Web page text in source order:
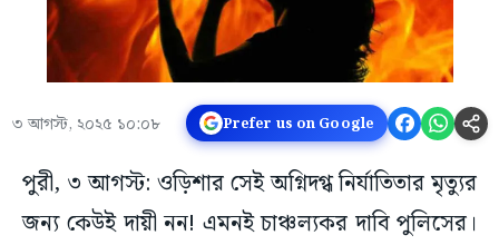
৩ আগস্ট, ২০২৫ ১০:০৮ Prefer us on Google
পুরী, ৩ আগস্ট: ওড়িশার সেই অগ্নিদগ্ধ নির্যাতিতার মৃত্যুর
জন্য কেউই দায়ী নন! এমনই চাঞ্চল্যকর দাবি পুলিসের।